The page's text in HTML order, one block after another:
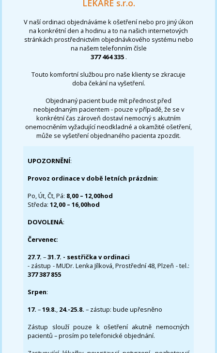
LÉKAŘE s.r.o.
V naší ordinaci objednáváme k ošetření nebo pro jiný úkon
na konkrétní den a hodinu a to na našich internetových
stránkách prostřednictvím objednávkového systému nebo
na našem telefonním čísle
377 464 335 .
Touto komfortní službou pro naše klienty se zkracuje
doba čekání na vyšetření.
Objednaný pacient bude mít přednost před
neobjednaným pacientem - pouze v případě, že se v
konkrétní čas zároveň dostaví nemocný s akutním
onemocněním vyžadující neodkladné a okamžité ošetření,
může se vyšetření objednaného pacienta zpozdit.
UPOZORNĚNÍ:
Provoz ordinace v době letních prázdnin:
Po, Út, Čt, Pá: 8,00 – 12,00hod
Středa:12,00 – 16,00hod
DOVOLENÁ:
Červenec:
27.7.–31.7. - sestřička v ordinaci
- zástup - MUDr. Lenka Jílková, Prostřední 48, Plzeň - tel.:
377 387 855
Srpen:
17. –19.8., 24.-25.8. – zástup: bude upřesněno
Zástup slouží pouze k ošetření akutně nemocných
pacientů – prosím po telefonické objednání.